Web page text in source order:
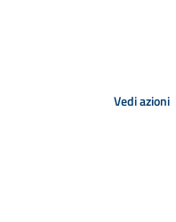
Vedi azioni